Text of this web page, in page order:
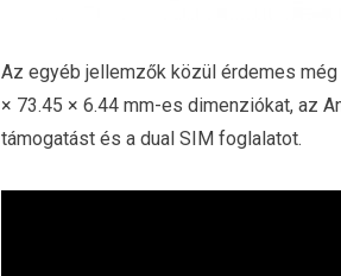
Az egyéb jellemzők közül érdemes
× 73.45 × 6.44 mm-es dimenziókat, az
támogatást és a dual SIM foglalatot.